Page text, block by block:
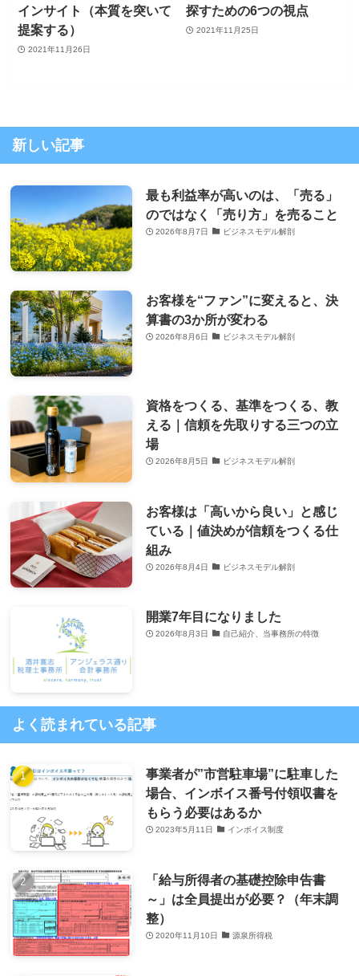
インサイト（本質を突いて
提案する）
2021年11月26日
探すための6つの視点
2021年11月25日
新しい記事
最も利益率が高いのは、「売る」
のではなく「売り方」を売ること
2026年8月7日 ビジネスモデル解剖
お客様を“ファン”に変えると、決
算書の3か所が変わる
2026年8月6日 ビジネスモデル解剖
資格をつくる、基準をつくる、教
える｜信頼を先取りする三つの立
場
2026年8月5日 ビジネスモデル解剖
お客様は「高いから良い」と感じ
ている｜値決めが信頼をつくる仕
組み
2026年8月4日 ビジネスモデル解剖
開業7年目になりました
2026年8月3日 自己紹介、当事務所の特徴
よく読まれている記事
事業者が”市営駐車場”に駐車した
場合、インボイス番号付領収書を
もらう必要はあるか
2023年5月11日 インボイス制度
「給与所得者の基礎控除申告書
～」は全員提出が必要？（年末調
整）
2020年11月10日 源泉所得税